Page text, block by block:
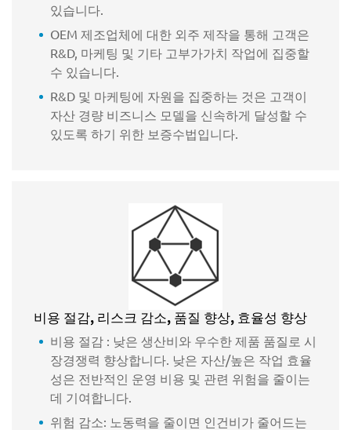
있습니다.
OEM 제조업체에 대한 외주 제작을 통해 고객은
R&D, 마케팅 및 기타 고부가가치 작업에 집중할
수 있습니다.
R&D 및 마케팅에 자원을 집중하는 것은 고객이
자산 경량 비즈니스 모델을 신속하게 달성할 수
있도록 하기 위한 보증수법입니다.
비용 절감, 리스크 감소, 품질 향상, 효율성 향상
비용 절감 : 낮은 생산비와 우수한 제품 품질로 시
장경쟁력 향상합니다. 낮은 자산/높은 작업 효율
성은 전반적인 운영 비용 및 관련 위험을 줄이는
데 기여합니다.
위험 감소: 노동력을 줄이면 인건비가 줄어드는